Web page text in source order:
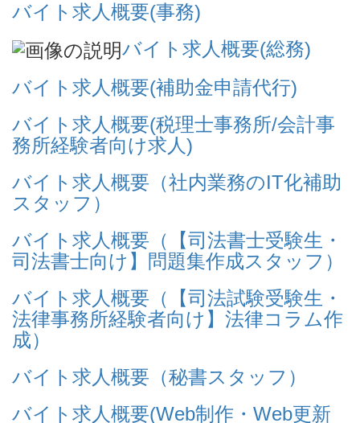
バイト求人概要(事務)
バイト求人概要(総務)
バイト求人概要(補助金申請代行)
バイト求人概要(税理士事務所/会計事
務所経験者向け求人)
バイト求人概要（社内業務のIT化補助
スタッフ）
バイト求人概要（【司法書士受験生・
司法書士向け】問題集作成スタッフ）
バイト求人概要（【司法試験受験生・
法律事務所経験者向け】法律コラム作
成）
バイト求人概要（秘書スタッフ）
バイト求人概要(Web制作・Web更新